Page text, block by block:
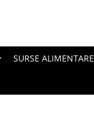
SURSE ALIMENTARE